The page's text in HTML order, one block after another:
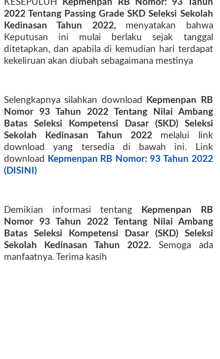
KESEPULUH
Kepmenpan RB Nomor: 93 Tahun
2022 Tentang Passing Grade SKD Seleksi Sekolah
Kedinasan Tahun 2022, menyatakan bahwa
Keputusan ini mulai berlaku sejak tanggal
ditetapkan, dan apabila di kemudian hari terdapat
kekeliruan akan diubah sebagaimana mestinya
Selengkapnya silahkan download
Kepmenpan RB
Nomor 93 Tahun 2022 Tentang Nilai Ambang
Batas Seleksi Kompetensi Dasar (SKD) Seleksi
Sekolah Kedinasan Tahun 2022 melalui link
download yang tersedia di bawah ini.
Link
download
Kepmenpan RB Nomor: 93 Tahun 2022
(DISINI)
Demikian informasi tentang
Kepmenpan RB
Nomor 93 Tahun 2022 Tentang Nilai Ambang
Batas Seleksi Kompetensi Dasar (SKD) Seleksi
Sekolah Kedinasan Tahun 2022.Semoga ada
manfaatnya. Terima kasih